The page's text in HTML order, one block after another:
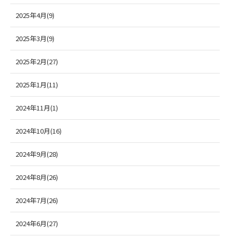
2025年4月(9)
2025年3月(9)
2025年2月(27)
2025年1月(11)
2024年11月(1)
2024年10月(16)
2024年9月(28)
2024年8月(26)
2024年7月(26)
2024年6月(27)